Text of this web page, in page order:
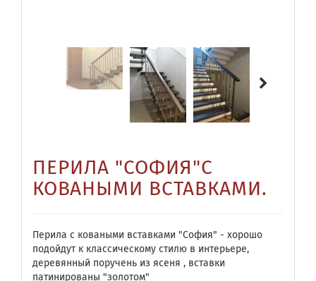
ПЕРИЛА "СОФИЯ"С
КОВАНЫМИ ВСТАВКАМИ.
Перила с коваными вставками "София" - хорошо
подойдут к классическому стилю в интерьере,
деревянный поручень из ясеня , вставки
патинированы "золотом"